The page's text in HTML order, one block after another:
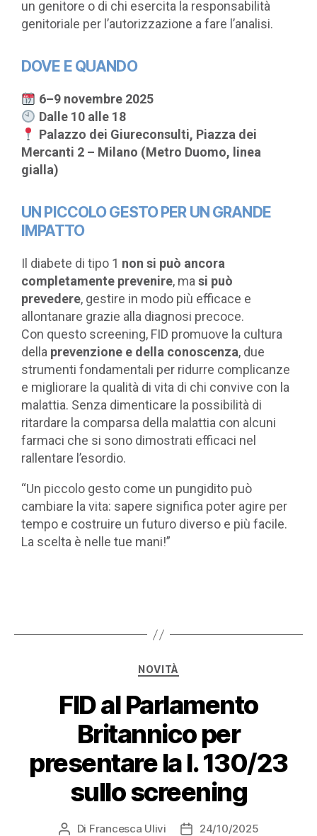
un genitore o di chi esercita la responsabilità
genitoriale per l’autorizzazione a fare l’analisi.
DOVE E QUANDO
6–9 novembre 2025
Dalle 10 alle 18
Palazzo dei Giureconsulti, Piazza dei
Mercanti 2 – Milano (Metro Duomo, linea
gialla)
UN PICCOLO GESTO PER UN GRANDE
IMPATTO
Il diabete di tipo 1 non si può ancora
completamente prevenire, ma si può
prevedere, gestire in modo più efficace e
allontanare grazie alla diagnosi precoce.
Con questo screening, FID promuove la cultura
della prevenzione e della conoscenza, due
strumenti fondamentali per ridurre complicanze
e migliorare la qualità di vita di chi convive con la
malattia. Senza dimenticare la possibilità di
ritardare la comparsa della malattia con alcuni
farmaci che si sono dimostrati efficaci nel
rallentare l’esordio.
“Un piccolo gesto come un pungidito può
cambiare la vita: sapere significa poter agire per
tempo e costruire un futuro diverso e più facile.
La scelta è nelle tue mani!”
NOVITÀ
FID al Parlamento
Britannico per
presentare la l. 130/23
sullo screening
Di Francesca Ulivi 24/10/2025